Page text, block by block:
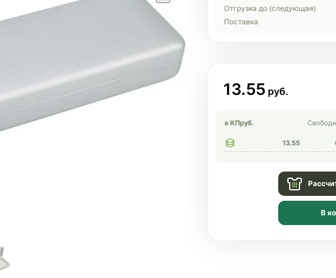
Отгрузка до (следующая)
Поставка
13.55
в КПруб.
13.55
В